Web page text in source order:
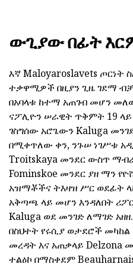
ውጊያው በፊት
እኛ Maloyaroslavets ጦርነት
ተቃዋሚዎች በዚያን ጊዜ ገደማ ብቻ
በአባላቱ ከተማ አጠገብ መሆን
ናፖሊዮን ሠራዊት ጥቅምት 19
ገስግሰው አሮጌውን Kaluga
በሚቀጥለው ቀን, ንጉሠ ነገሥቱ
Troitskaya መንደር ውስጥ
Fominskoe መንደር ያዘ ማን
አዝማቾችና ትእዛዝ ሥር ወደፊት
አቅጣጫ ላይ መሆን እንዳለበት
Kaluga ወደ መንገድ ለማገድ
በስህተት የሩሲያ ወታደሮች
መረዳት እና አጠቃላይ Delzona
ተልዕኮ በማስቀደም